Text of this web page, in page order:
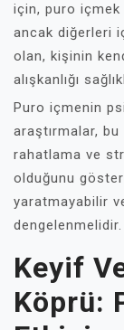
için, puro içmek
ancak diğerleri
olan, kişinin
alışkanlığı
Puro içmenin
araştırmalar, bu
rahatlama ve
olduğunu
yaratmayabilir
dengelenmelidir.
Keyif
Köprü: